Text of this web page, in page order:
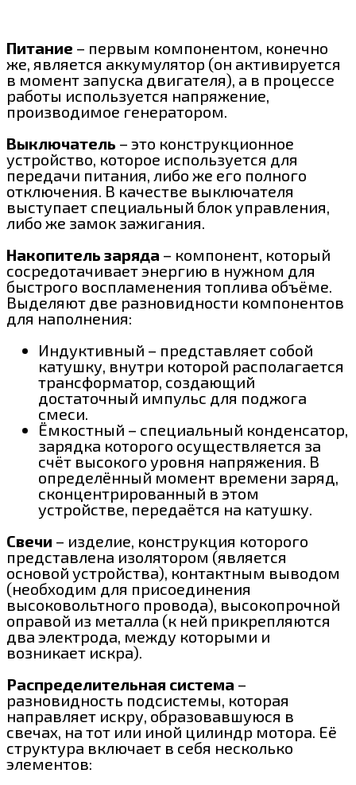
Питание – первым компонентом, конечно
же, является аккумулятор (он активируется
в момент запуска двигателя), а в процессе
работы используется напряжение,
производимое генератором.
Выключатель – это конструкционное
устройство, которое используется для
передачи питания, либо же его полного
отключения. В качестве выключателя
выступает специальный блок управления,
либо же замок зажигания.
Накопитель заряда – компонент, который
сосредотачивает энергию в нужном для
быстрого воспламенения топлива объёме.
Выделяют две разновидности компонентов
для наполнения:
Индуктивный – представляет собой
катушку, внутри которой располагается
трансформатор, создающий
достаточный импульс для поджога
смеси.
Ёмкостный – специальный конденсатор,
зарядка которого осуществляется за
счёт высокого уровня напряжения. В
определённый момент времени заряд,
сконцентрированный в этом
устройстве, передаётся на катушку.
Свечи – изделие, конструкция которого
представлена изолятором (является
основой устройства), контактным выводом
(необходим для присоединения
высоковольтного провода), высокопрочной
оправой из металла (к ней прикрепляются
два электрода, между которыми и
возникает искра).
Распределительная система –
разновидность подсистемы, которая
направляет искру, образовавшуюся в
свечах, на тот или иной цилиндр мотора. Её
структура включает в себя несколько
элементов: